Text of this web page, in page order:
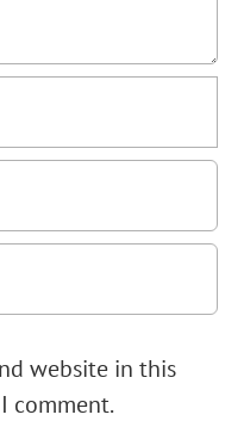
website in this
comment.